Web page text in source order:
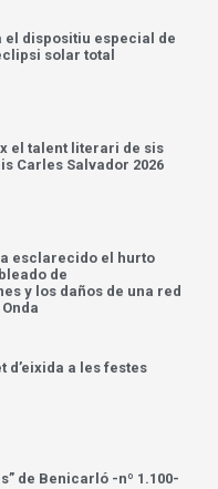
el dispositiu especial de
solar total
el talent literari de sis
Carles Salvador 2026
esclarecido el hurto
de
y los daños de una red
d’eixida a les festes
de Benicarló -nº 1.100-